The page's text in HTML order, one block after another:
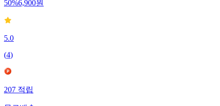
50%6,900원
5.0
(4)
207적립